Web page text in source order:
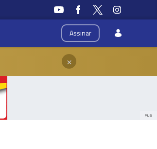
Assinar
×
PUB